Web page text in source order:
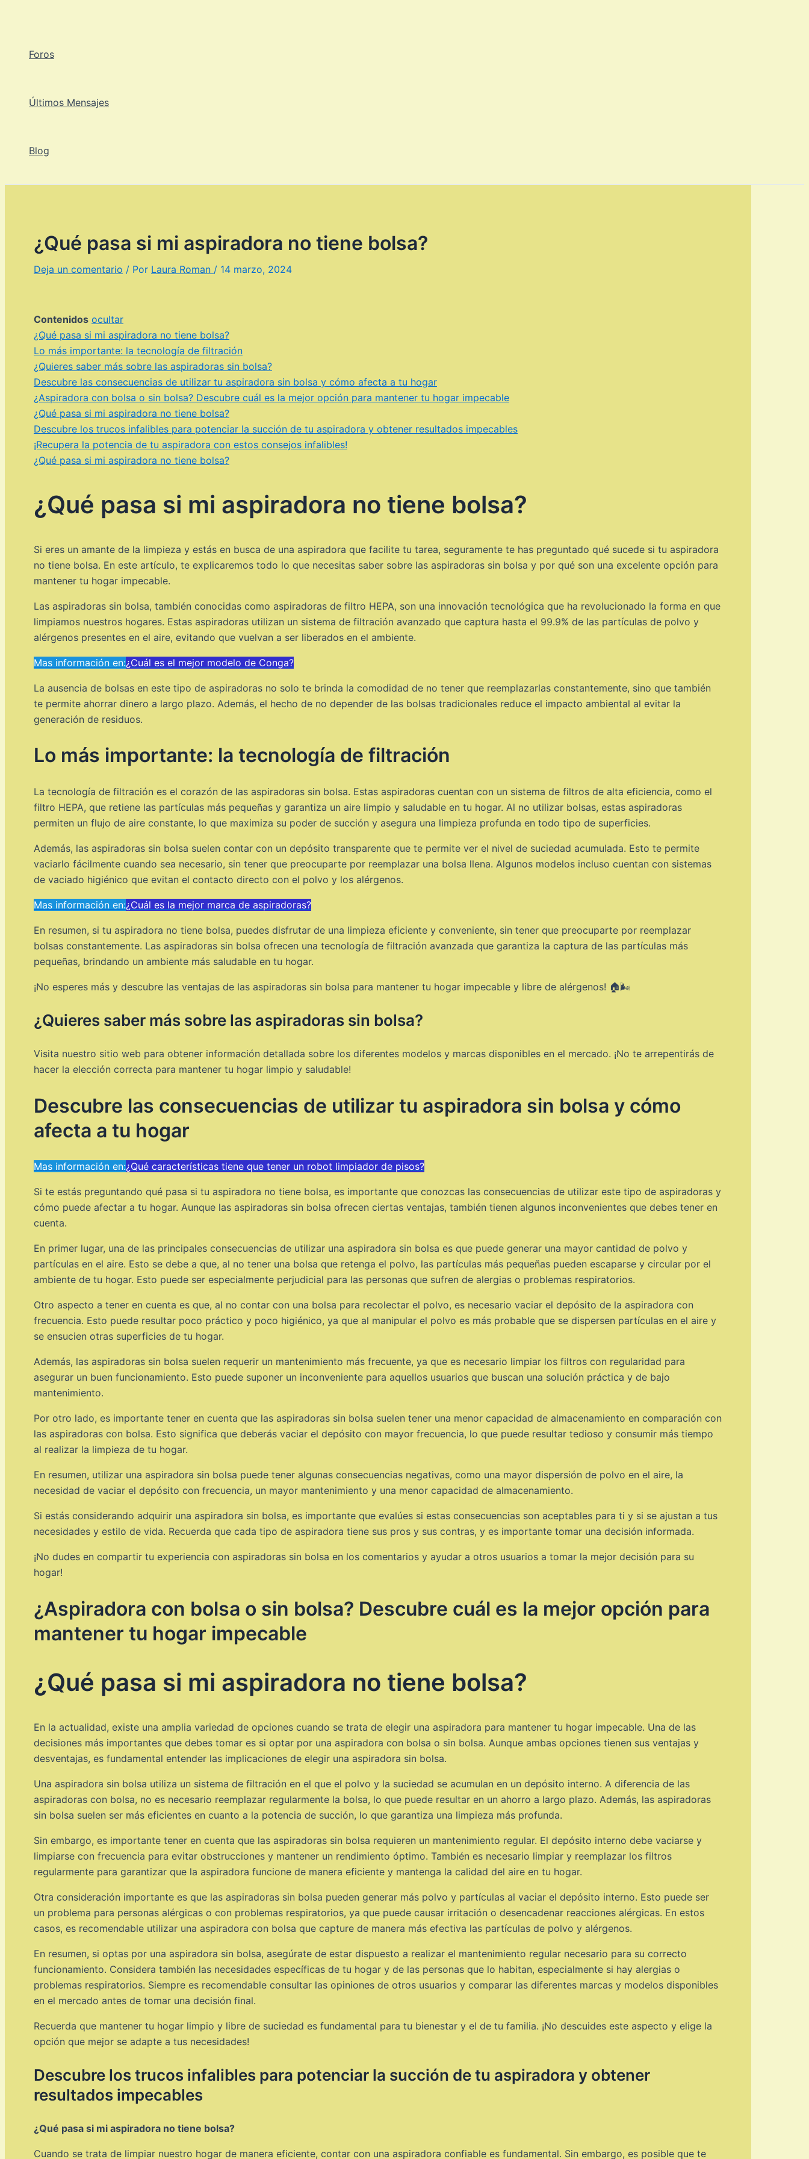
Foros
Últimos Mensajes
Blog
¿Qué pasa si mi aspiradora no tiene bolsa?
Deja un comentario / Por Laura Roman / 14 marzo, 2024
Contenidos ocultar
¿Qué pasa si mi aspiradora no tiene bolsa?
Lo más importante: la tecnología de filtración
¿Quieres saber más sobre las aspiradoras sin bolsa?
Descubre las consecuencias de utilizar tu aspiradora sin bolsa y cómo afecta a tu hogar
¿Aspiradora con bolsa o sin bolsa? Descubre cuál es la mejor opción para mantener tu hogar impecable
¿Qué pasa si mi aspiradora no tiene bolsa?
Descubre los trucos infalibles para potenciar la succión de tu aspiradora y obtener resultados impecables
¡Recupera la potencia de tu aspiradora con estos consejos infalibles!
¿Qué pasa si mi aspiradora no tiene bolsa?
¿Qué pasa si mi aspiradora no tiene bolsa?
Si eres un amante de la limpieza y estás en busca de una aspiradora que facilite tu tarea, seguramente te has preguntado qué sucede si tu aspiradora
no tiene bolsa. En este artículo, te explicaremos todo lo que necesitas saber sobre las aspiradoras sin bolsa y por qué son una excelente opción para
mantener tu hogar impecable.
Las aspiradoras sin bolsa, también conocidas como aspiradoras de filtro HEPA, son una innovación tecnológica que ha revolucionado la forma en que
limpiamos nuestros hogares. Estas aspiradoras utilizan un sistema de filtración avanzado que captura hasta el 99.9% de las partículas de polvo y
alérgenos presentes en el aire, evitando que vuelvan a ser liberados en el ambiente.
Mas información en:¿Cuál es el mejor modelo de Conga?
La ausencia de bolsas en este tipo de aspiradoras no solo te brinda la comodidad de no tener que reemplazarlas constantemente, sino que también
te permite ahorrar dinero a largo plazo. Además, el hecho de no depender de las bolsas tradicionales reduce el impacto ambiental al evitar la
generación de residuos.
Lo más importante: la tecnología de filtración
La tecnología de filtración es el corazón de las aspiradoras sin bolsa. Estas aspiradoras cuentan con un sistema de filtros de alta eficiencia, como el
filtro HEPA, que retiene las partículas más pequeñas y garantiza un aire limpio y saludable en tu hogar. Al no utilizar bolsas, estas aspiradoras
permiten un flujo de aire constante, lo que maximiza su poder de succión y asegura una limpieza profunda en todo tipo de superficies.
Además, las aspiradoras sin bolsa suelen contar con un depósito transparente que te permite ver el nivel de suciedad acumulada. Esto te permite
vaciarlo fácilmente cuando sea necesario, sin tener que preocuparte por reemplazar una bolsa llena. Algunos modelos incluso cuentan con sistemas
de vaciado higiénico que evitan el contacto directo con el polvo y los alérgenos.
Mas información en:¿Cuál es la mejor marca de aspiradoras?
En resumen, si tu aspiradora no tiene bolsa, puedes disfrutar de una limpieza eficiente y conveniente, sin tener que preocuparte por reemplazar
bolsas constantemente. Las aspiradoras sin bolsa ofrecen una tecnología de filtración avanzada que garantiza la captura de las partículas más
pequeñas, brindando un ambiente más saludable en tu hogar.
¡No esperes más y descubre las ventajas de las aspiradoras sin bolsa para mantener tu hogar impecable y libre de alérgenos! 🏠🌬️
¿Quieres saber más sobre las aspiradoras sin bolsa?
Visita nuestro sitio web para obtener información detallada sobre los diferentes modelos y marcas disponibles en el mercado. ¡No te arrepentirás de
hacer la elección correcta para mantener tu hogar limpio y saludable!
Descubre las consecuencias de utilizar tu aspiradora sin bolsa y cómo
afecta a tu hogar
Mas información en:¿Qué características tiene que tener un robot limpiador de pisos?
Si te estás preguntando qué pasa si tu aspiradora no tiene bolsa, es importante que conozcas las consecuencias de utilizar este tipo de aspiradoras y
cómo puede afectar a tu hogar. Aunque las aspiradoras sin bolsa ofrecen ciertas ventajas, también tienen algunos inconvenientes que debes tener en
cuenta.
En primer lugar, una de las principales consecuencias de utilizar una aspiradora sin bolsa es que puede generar una mayor cantidad de polvo y
partículas en el aire. Esto se debe a que, al no tener una bolsa que retenga el polvo, las partículas más pequeñas pueden escaparse y circular por el
ambiente de tu hogar. Esto puede ser especialmente perjudicial para las personas que sufren de alergias o problemas respiratorios.
Otro aspecto a tener en cuenta es que, al no contar con una bolsa para recolectar el polvo, es necesario vaciar el depósito de la aspiradora con
frecuencia. Esto puede resultar poco práctico y poco higiénico, ya que al manipular el polvo es más probable que se dispersen partículas en el aire y
se ensucien otras superficies de tu hogar.
Además, las aspiradoras sin bolsa suelen requerir un mantenimiento más frecuente, ya que es necesario limpiar los filtros con regularidad para
asegurar un buen funcionamiento. Esto puede suponer un inconveniente para aquellos usuarios que buscan una solución práctica y de bajo
mantenimiento.
Por otro lado, es importante tener en cuenta que las aspiradoras sin bolsa suelen tener una menor capacidad de almacenamiento en comparación con
las aspiradoras con bolsa. Esto significa que deberás vaciar el depósito con mayor frecuencia, lo que puede resultar tedioso y consumir más tiempo
al realizar la limpieza de tu hogar.
En resumen, utilizar una aspiradora sin bolsa puede tener algunas consecuencias negativas, como una mayor dispersión de polvo en el aire, la
necesidad de vaciar el depósito con frecuencia, un mayor mantenimiento y una menor capacidad de almacenamiento.
Si estás considerando adquirir una aspiradora sin bolsa, es importante que evalúes si estas consecuencias son aceptables para ti y si se ajustan a tus
necesidades y estilo de vida. Recuerda que cada tipo de aspiradora tiene sus pros y sus contras, y es importante tomar una decisión informada.
¡No dudes en compartir tu experiencia con aspiradoras sin bolsa en los comentarios y ayudar a otros usuarios a tomar la mejor decisión para su
hogar!
¿Aspiradora con bolsa o sin bolsa? Descubre cuál es la mejor opción para
mantener tu hogar impecable
¿Qué pasa si mi aspiradora no tiene bolsa?
En la actualidad, existe una amplia variedad de opciones cuando se trata de elegir una aspiradora para mantener tu hogar impecable. Una de las
decisiones más importantes que debes tomar es si optar por una aspiradora con bolsa o sin bolsa. Aunque ambas opciones tienen sus ventajas y
desventajas, es fundamental entender las implicaciones de elegir una aspiradora sin bolsa.
Una aspiradora sin bolsa utiliza un sistema de filtración en el que el polvo y la suciedad se acumulan en un depósito interno. A diferencia de las
aspiradoras con bolsa, no es necesario reemplazar regularmente la bolsa, lo que puede resultar en un ahorro a largo plazo. Además, las aspiradoras
sin bolsa suelen ser más eficientes en cuanto a la potencia de succión, lo que garantiza una limpieza más profunda.
Sin embargo, es importante tener en cuenta que las aspiradoras sin bolsa requieren un mantenimiento regular. El depósito interno debe vaciarse y
limpiarse con frecuencia para evitar obstrucciones y mantener un rendimiento óptimo. También es necesario limpiar y reemplazar los filtros
regularmente para garantizar que la aspiradora funcione de manera eficiente y mantenga la calidad del aire en tu hogar.
Otra consideración importante es que las aspiradoras sin bolsa pueden generar más polvo y partículas al vaciar el depósito interno. Esto puede ser
un problema para personas alérgicas o con problemas respiratorios, ya que puede causar irritación o desencadenar reacciones alérgicas. En estos
casos, es recomendable utilizar una aspiradora con bolsa que capture de manera más efectiva las partículas de polvo y alérgenos.
En resumen, si optas por una aspiradora sin bolsa, asegúrate de estar dispuesto a realizar el mantenimiento regular necesario para su correcto
funcionamiento. Considera también las necesidades específicas de tu hogar y de las personas que lo habitan, especialmente si hay alergias o
problemas respiratorios. Siempre es recomendable consultar las opiniones de otros usuarios y comparar las diferentes marcas y modelos disponibles
en el mercado antes de tomar una decisión final.
Recuerda que mantener tu hogar limpio y libre de suciedad es fundamental para tu bienestar y el de tu familia. ¡No descuides este aspecto y elige la
opción que mejor se adapte a tus necesidades!
Descubre los trucos infalibles para potenciar la succión de tu aspiradora y obtener
resultados impecables
¿Qué pasa si mi aspiradora no tiene bolsa?
Cuando se trata de limpiar nuestro hogar de manera eficiente, contar con una aspiradora confiable es fundamental. Sin embargo, es posible que te